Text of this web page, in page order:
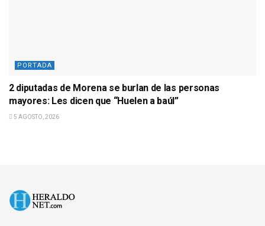
PORTADA
2 diputadas de Morena se burlan de las personas
mayores: Les dicen que “Huelen a baúl”
5 AGOSTO, 2026